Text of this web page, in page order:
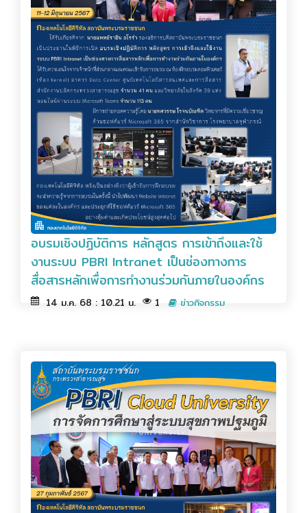
อบรมเชิงปฏิบัติการ หลักสูตร การเข้าถึงและใช้
งานระบบ PBRI Intranet เป็นช่องทางการ
สื่อสารหลักเพื่อการทำงานร่วมกันภายในองค์กร
14 ม.ค. 68 : 10.21 น. 1 ข่าวกิจกรรม